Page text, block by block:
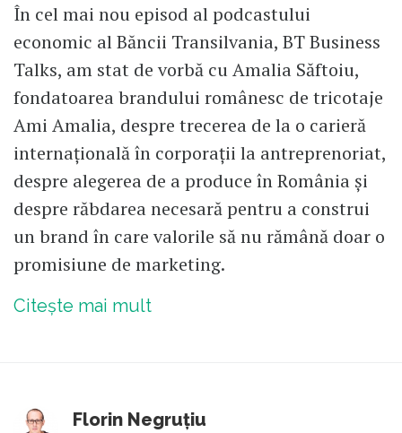
În cel mai nou episod al podcastului
economic al Băncii Transilvania, BT Business
Talks, am stat de vorbă cu Amalia Săftoiu,
fondatoarea brandului românesc de tricotaje
Ami Amalia, despre trecerea de la o carieră
internațională în corporații la antreprenoriat,
despre alegerea de a produce în România și
despre răbdarea necesară pentru a construi
un brand în care valorile să nu rămână doar o
promisiune de marketing.
Citește mai mult
Florin Negruțiu